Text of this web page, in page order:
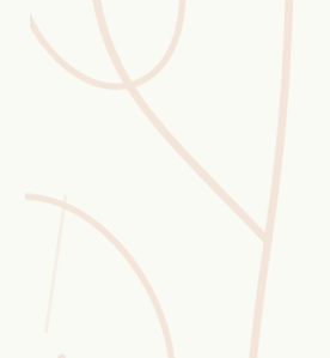
Vogelstimmen
Gartenplaner
Düngeberater
Challenges
Wusstest du?
Sammlungen